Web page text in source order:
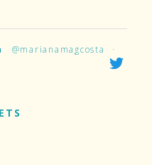
@marianamagcosta ·